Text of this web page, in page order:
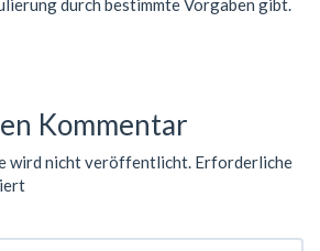
Kommentar
wird nicht veröffentlicht. Erforderliche